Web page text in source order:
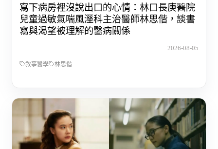
寫下病房裡沒說出口的心情：林口長庚醫院
兒童過敏氣喘風溼科主治醫師林思偕，談書
寫與渴望被理解的醫病關係
2026-08-05
敘事醫學 林思偕